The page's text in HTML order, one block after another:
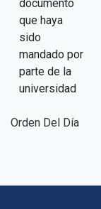
Orden Del Día
documento
que haya
sido
mandado por
parte de la
universidad